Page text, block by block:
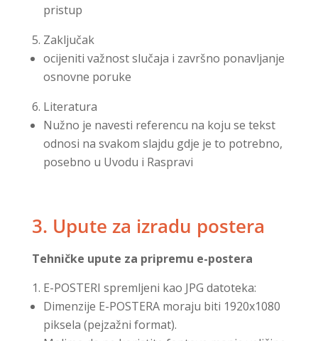
pristup
Zaključak
ocijeniti važnost slučaja i završno ponavljanje
osnovne poruke
Literatura
Nužno je navesti referencu na koju se tekst
odnosi na svakom slajdu gdje je to potrebno,
posebno u Uvodu i Raspravi
3. Upute za izradu postera
Tehničke upute za pripremu e-postera
E-POSTERI spremljeni kao JPG datoteka:
Dimenzije E-POSTERA moraju biti 1920x1080
piksela (pejzažni format).